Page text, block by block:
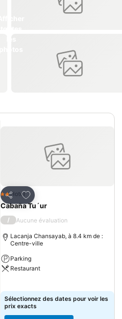
Partager
Ajouter à mes favoris
2 Étoiles
Hotel
Cabaña Tu´ur
/ Aucune évaluation
Lacanja Chansayab, à 8.4 km de :
Centre-ville
Parking
Restaurant
Sélectionnez des dates pour voir les
prix exacts